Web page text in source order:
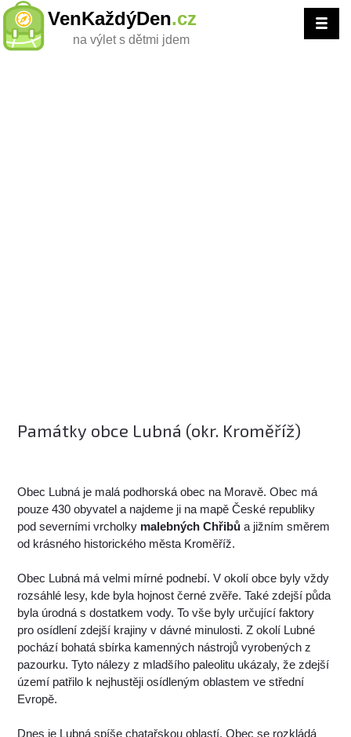
VenKaždýDen.cz
na výlet s dětmi jdem
Památky obce Lubná (okr. Kroměříž)
Obec Lubná je malá podhorská obec na Moravě. Obec má
pouze 430 obyvatel a najdeme ji na mapě České republiky
pod severními vrcholky malebných Chřibů a jižním směrem
od krásného historického města Kroměříž.
Obec Lubná má velmi mírné podnebí. V okolí obce byly vždy
rozsáhlé lesy, kde byla hojnost černé zvěře. Také zdejší půda
byla úrodná s dostatkem vody. To vše byly určující faktory
pro osídlení zdejší krajiny v dávné minulosti. Z okolí Lubné
pochází bohatá sbírka kamenných nástrojů vyrobených z
pazourku. Tyto nálezy z mladšího paleolitu ukázaly, že zdejší
území patřilo k nejhustěji osídleným oblastem ve střední
Evropě.
Dnes je Lubná spíše chatařskou oblastí. Obec se rozkládá